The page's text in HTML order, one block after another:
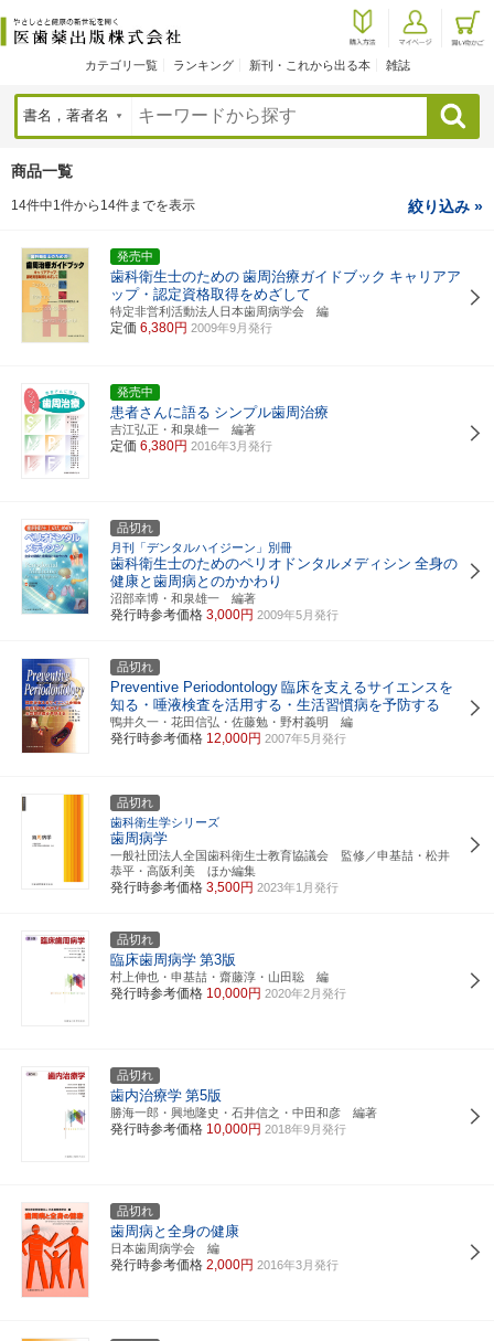
カテゴリ一覧 ランキング 新刊・これから出る本 雑誌
検索
商品一覧
14件中1件から14件までを表示 絞り込み »
発売中
歯科衛生士のための 歯周治療ガイドブック キャリアア
ップ・認定資格取得をめざして
特定非営利活動法人日本歯周病学会 編
定価 6,380円 2009年9月発行
発売中
患者さんに語る シンプル歯周治療
吉江弘正・和泉雄一 編著
定価 6,380円 2016年3月発行
品切れ
月刊「デンタルハイジーン」別冊
歯科衛生士のためのペリオドンタルメディシン 全身の
健康と歯周病とのかかわり
沼部幸博・和泉雄一 編著
発行時参考価格 3,000円 2009年5月発行
品切れ
Preventive Periodontology 臨床を支えるサイエンスを
知る・唾液検査を活用する・生活習慣病を予防する
鴨井久一・花田信弘・佐藤勉・野村義明 編
発行時参考価格 12,000円 2007年5月発行
品切れ
歯科衛生学シリーズ
歯周病学
一般社団法人全国歯科衛生士教育協議会 監修／申基喆・松井
恭平・高阪利美 ほか編集
発行時参考価格 3,500円 2023年1月発行
品切れ
臨床歯周病学 第3版
村上伸也・申基喆・齋藤淳・山田聡 編
発行時参考価格 10,000円 2020年2月発行
品切れ
歯内治療学 第5版
勝海一郎・興地隆史・石井信之・中田和彦 編著
発行時参考価格 10,000円 2018年9月発行
品切れ
歯周病と全身の健康
日本歯周病学会 編
発行時参考価格 2,000円 2016年3月発行